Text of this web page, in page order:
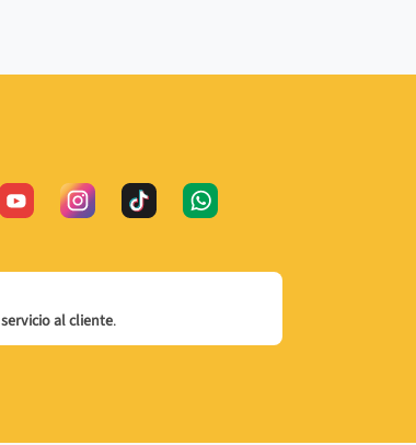
servicio al cliente.